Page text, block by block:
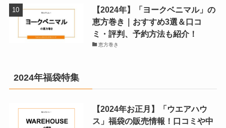
【2024年】「ヨークベニマル」の
恵方巻き｜おすすめ3選＆口コ
ミ・評判、予約方法も紹介！
恵方巻き
2024年福袋特集
【2024年お正月】「ウエアハウ
ス」福袋の販売情報！口コミや中